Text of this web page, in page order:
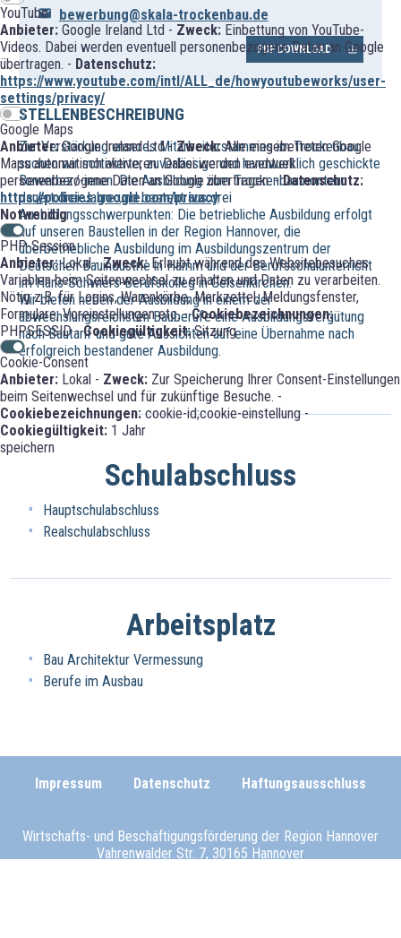
YouTube
Anbieter: Google Ireland Ltd - Zweck: Einbettung von YouTube-
Videos. Dabei werden eventuell personenbezogene Daten an Google
übertragen. - Datenschutz:
https://www.youtube.com/intl/ALL_de/howyoutubeworks/user-
settings/privacy/
Google Maps
Anbieter:Google Ireland Ltd -Zweck:Alle eingebetteten Google
Maps automatisch aktiveren. Dabei werden eventuell
personenbezogene Daten an Google übertragen. -Datenschutz:
https://policies.google.com/privacy
Notwendig
PHP-Session
Anbieter:Lokal -Zweck:Erlaubt während des Websitebesuches
Variablen beim Seitenwechsel zu erhalten und Daten zu verarbeiten.
Nötig z.B. für Logins, Warenkörbe, Merkzettel, Meldungsfenster,
Formulare, Voreinstellungen etc. -Cookiebezeichnungen:
PHPSESSID -Cookiegültigkeit:Sitzung
Cookie-Consent
Anbieter: Lokal - Zweck: Zur Speicherung Ihrer Consent-Einstellungen
beim Seitenwechsel und für zukünftige Besuche. -
Cookiebezeichnungen:cookie-id;cookie-einstellung -
Cookiegültigkeit: 1 Jahr
speichern
bewerbung@skala-trockenbau.de
PDF DOWNLOAD
STELLENBESCHREIBUNG
Zur Verstärkung unseres Mitarbeiterstammes im Trockenbau
suchen wir motivierte, zuverlässige und handwerklich geschickte
Bewerber/-innen. Die Ausbildung zum Trockenbaumonteur
dauert drei Jahre und besteht aus drei
Ausbildungsschwerpunkten: Die betriebliche Ausbildung erfolgt
auf unseren Baustellen in der Region Hannover, die
überbetriebliche Ausbildung im Ausbildungszentrum der
Deutschen Bauindustrie in Hamm und der Berufsschulunterricht
im Hans-Schwiers-Berufskolleg in Gelsenkirchen.
Wir bieten neben der Ausbildung in einem der
abwechslungsreichsten Bauberufe eine Ausbildungsvergütung
nach Bautarif und gute Aussichten auf eine Übernahme nach
erfolgreich bestandener Ausbildung.
Schulabschluss
Hauptschulabschluss
Realschulabschluss
Arbeitsplatz
Bau Architektur Vermessung
Berufe im Ausbau
Impressum Datenschutz Haftungsausschluss
Wirtschafts- und Beschäftigungsförderung der Region Hannover
Vahrenwalder Str. 7, 30165 Hannover